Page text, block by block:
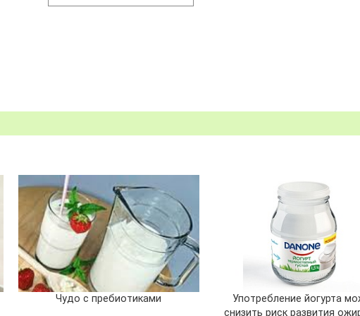
Чудо с пребиотиками
Употребление йогурта
снизить риск развития